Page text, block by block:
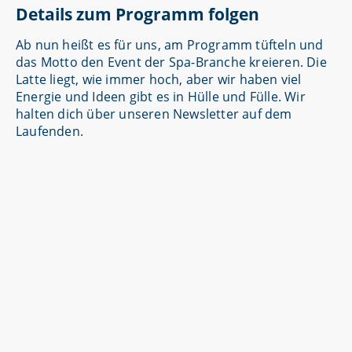
Details zum Programm folgen
Ab nun heißt es für uns, am Programm tüfteln und
das Motto den Event der Spa-Branche kreieren. Die
Latte liegt, wie immer hoch, aber wir haben viel
Energie und Ideen gibt es in Hülle und Fülle. Wir
halten dich über unseren Newsletter auf dem
Laufenden.